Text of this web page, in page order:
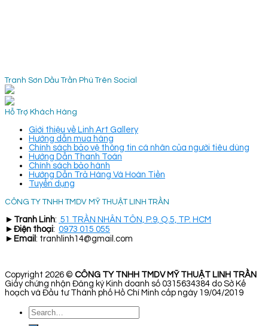
Tranh Sơn Dầu Trần Phú Trên Social
Hỗ Trợ Khách Hàng
Giới thiệu về Linh Art Gallery
Hướng dẫn mua hàng
Chính sách bảo vệ thông tin cá nhân của người tiêu dùng
Hướng Dẫn Thanh Toán
Chính sách bảo hành
Hướng Dẫn Trả Hàng Và Hoàn Tiền
Tuyển dụng
CÔNG TY TNHH TMDV MỸ THUẬT LINH TRẦN
► Tranh Linh: 51 TRẦN NHÂN TÔN, P.9, Q.5, TP. HCM
► Điện thoại: 0973 015 055
► Email : tranhlinh14@gmail.com
Copyright 2026 © CÔNG TY TNHH TMDV MỸ THUẬT LINH TRẦN
Giấy chứng nhận Đăng ký Kinh doanh số 0315634384 do Sở Kế
hoạch và Đầu tư Thành phố Hồ Chí Minh cấp ngày 19/04/2019
Search
for: